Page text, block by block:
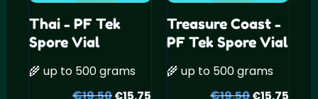
Thai - PF Tek
Spore Vial
🌾 up to 500 grams
€
Oorspronkelijke
€
Treasure Coast -
PF Tek Spore Vial
🌾 up to 500 grams
€ €